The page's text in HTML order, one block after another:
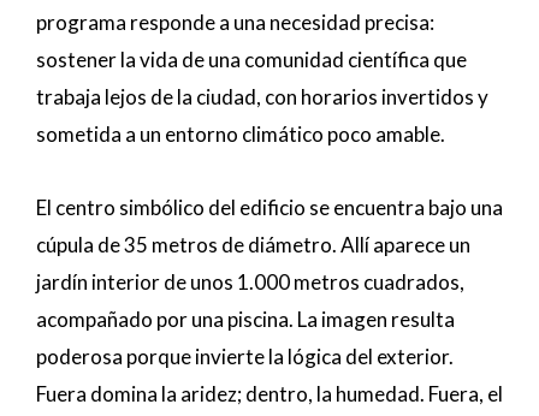
programa responde a una necesidad precisa:
sostener la vida de una comunidad científica que
trabaja lejos de la ciudad, con horarios invertidos y
sometida a un entorno climático poco amable.
El centro simbólico del edificio se encuentra bajo una
cúpula de 35 metros de diámetro. Allí aparece un
jardín interior de unos 1.000 metros cuadrados,
acompañado por una piscina. La imagen resulta
poderosa porque invierte la lógica del exterior.
Fuera domina la aridez; dentro, la humedad. Fuera, el